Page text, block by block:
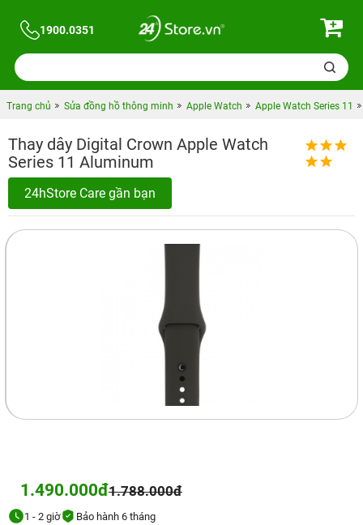
1900.0351
Trang chủ Sửa đồng hồ thông minh Apple Watch Apple Watch Series 11
Thay dây Digital Crown Apple Watch
Series 11 Aluminum
24hStore Care gần bạn
1.490.000đ1.788.000đ
1 - 2 giờ Bảo hành 6 tháng